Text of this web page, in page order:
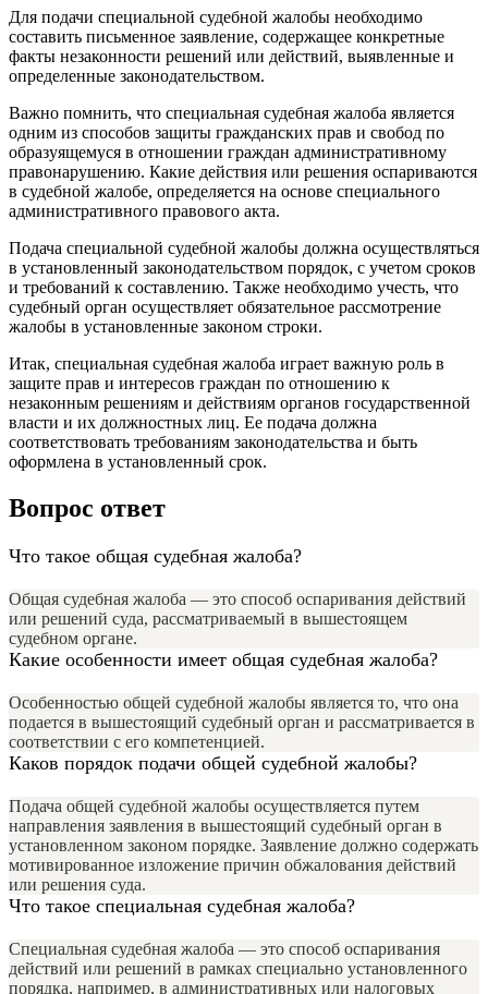
Для подачи специальной судебной жалобы необходимо
составить письменное заявление, содержащее конкретные
факты незаконности решений или действий, выявленные и
определенные законодательством.
Важно помнить, что специальная судебная жалоба является
одним из способов защиты гражданских прав и свобод по
образуящемуся в отношении граждан административному
правонарушению. Какие действия или решения оспариваются
в судебной жалобе, определяется на основе специального
административного правового акта.
Подача специальной судебной жалобы должна осуществляться
в установленный законодательством порядок, с учетом сроков
и требований к составлению. Также необходимо учесть, что
судебный орган осуществляет обязательное рассмотрение
жалобы в установленные законом строки.
Итак, специальная судебная жалоба играет важную роль в
защите прав и интересов граждан по отношению к
незаконным решениям и действиям органов государственной
власти и их должностных лиц. Ее подача должна
соответствовать требованиям законодательства и быть
оформлена в установленный срок.
Вопрос ответ
Что такое общая судебная жалоба?
Общая судебная жалоба — это способ оспаривания действий
или решений суда, рассматриваемый в вышестоящем
судебном органе.
Какие особенности имеет общая судебная жалоба?
Особенностью общей судебной жалобы является то, что она
подается в вышестоящий судебный орган и рассматривается в
соответствии с его компетенцией.
Каков порядок подачи общей судебной жалобы?
Подача общей судебной жалобы осуществляется путем
направления заявления в вышестоящий судебный орган в
установленном законом порядке. Заявление должно содержать
мотивированное изложение причин обжалования действий
или решения суда.
Что такое специальная судебная жалоба?
Специальная судебная жалоба — это способ оспаривания
действий или решений в рамках специально установленного
порядка, например, в административных или налоговых